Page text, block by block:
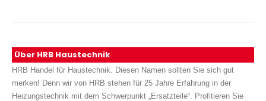
Über HRB Haustechnik
HRB Handel für Haustechnik. Diesen Namen sollten Sie sich gut
merken! Denn wir von HRB stehen für 25 Jahre Erfahrung in der
Heizungstechnik mit dem Schwerpunkt „Ersatzteile“. Profitieren Sie